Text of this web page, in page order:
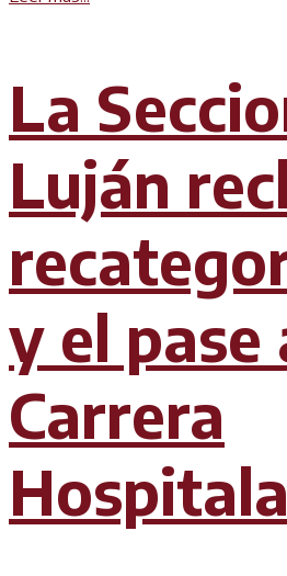
La
Luján
y el pase
Carrera